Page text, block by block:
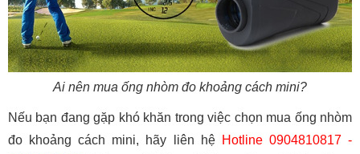
Ai nên mua ống nhòm đo khoảng cách mini?
Nếu bạn đang gặp khó khăn trong việc chọn mua ống nhòm
đo khoảng cách mini, hãy liên hệ Hotline 0904810817 -